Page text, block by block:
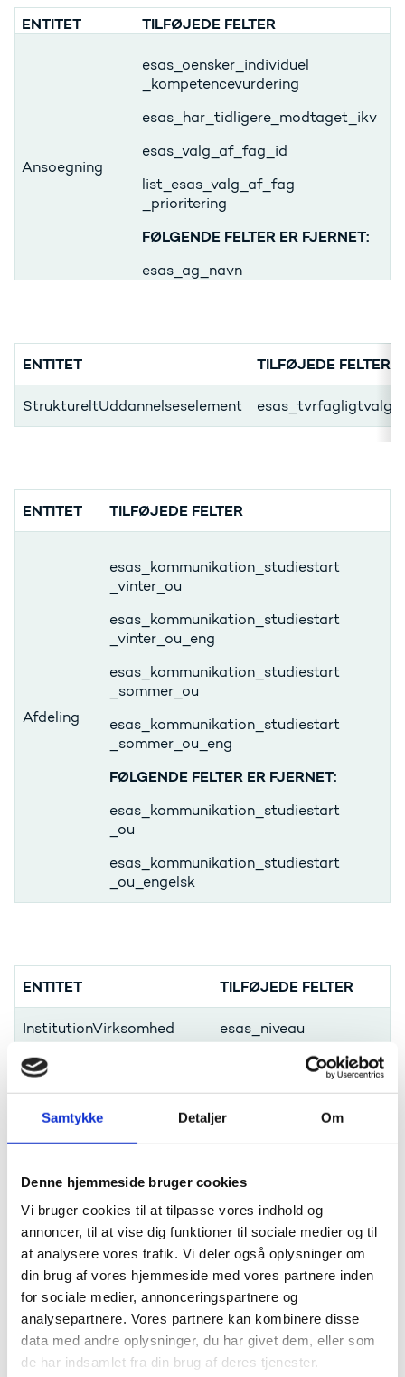
Samtykke Detaljer Om
Denne hjemmeside bruger cookies
Vi bruger cookies til at tilpasse vores indhold og
annoncer, til at vise dig funktioner til sociale medier og til
at analysere vores trafik. Vi deler også oplysninger om
din brug af vores hjemmeside med vores partnere inden
for sociale medier, annonceringspartnere og
analysepartnere. Vores partnere kan kombinere disse
data med andre oplysninger, du har givet dem, eller som
de har indsamlet fra din brug af deres tjenester.
ENTITET TILFØJEDE FELTER
Ansoegning
esas_oensker_individuel
_kompetencevurdering
esas_har_tidligere_modtaget_ikv
esas_valg_af_fag_id
list_esas_valg_af_fag
_prioritering
FØLGENDE FELTER ER FJERNET:
esas_ag_navn
ENTITET TILFØJEDE FELTER
StruktureltUddannelseselement
ENTITET TILFØJEDE FELTER
Afdeling
esas_kommunikation_studiestart
_vinter_ou
esas_kommunikation_studiestart
_vinter_ou_eng
esas_kommunikation_studiestart
_sommer_ou
esas_kommunikation_studiestart
_sommer_ou_eng
FØLGENDE FELTER ER FJERNET:
esas_kommunikation_studiestart
_ou
esas_kommunikation_studiestart
_ou_engelsk
ENTITET TILFØJEDE FELTER
InstitutionVirksomhed esas_niveau
Tilføjelse af entiteter
ENTITET
esas_valg_af_fagId
esas_publicering_id
esas_navn
esas_antal_valg
esas_tage_stilling_til